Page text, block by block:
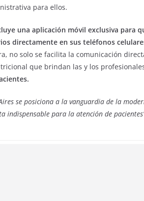
para ellos.
una aplicación móvil exclusiva para
directamente en sus teléfonos
no solo se facilita la comunicación
que brindan las y los
se posiciona a la vanguardia de la
indispensable para la atención de